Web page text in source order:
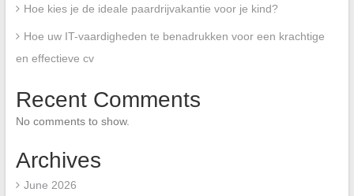
Hoe kies je de ideale paardrijvakantie voor je kind?
Hoe uw IT-vaardigheden te benadrukken voor een krachtige
en effectieve cv
Recent Comments
No comments to show.
Archives
June 2026